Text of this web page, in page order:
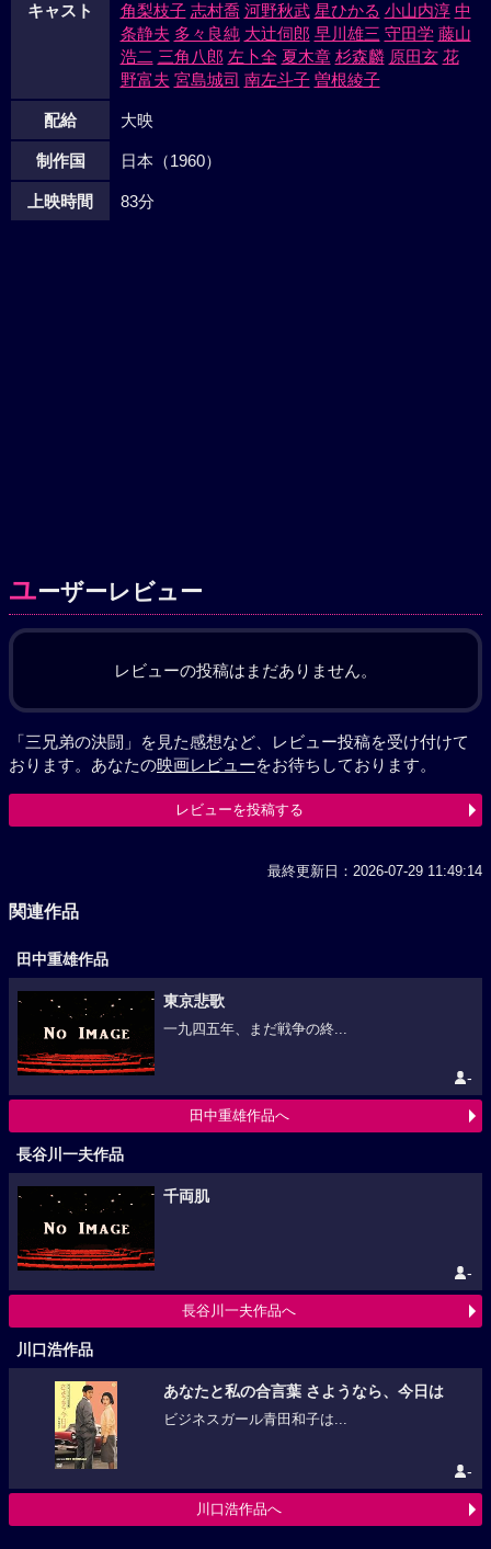
策から出ていた。兵頭は宗太郎が保管する社長の実印を手に
入れようと錬三郎をそそのかし奪わせようとした。宗太郎と
乱闘する錬三郎、しかし不遇の乾分定吉がもらした「朱実は
兵頭が殺した」という言葉に一切が分った。が、兵頭は錬三
郎と美也子を檻禁、宗太郎に実印と二人と引きかえに渡せと
迫った。引きかえの場所は、ハネたあとの映画館の中。拳銃
を擬して迫る兵頭。しかし宗太郎は奇策をもって彼を補え、
警察に渡した。三人の兄弟は再び結びつけられた。宗太郎も
キャスト
角梨枝子 志村喬 河野秋武 星ひかる 小山内淳 中
条静夫 多々良純 大辻伺郎 早川雄三 守田学 藤山
浩二 三角八郎 左卜全 夏木章 杉森麟 原田玄 花
野富夫 宮島城司 南左斗子 曽根綾子
配給 大映
制作国 日本（1960）
上映時間 83分
ユーザーレビュー
レビューの投稿はまだありません。
「三兄弟の決闘」を見た感想など、レビュー投稿を受け付けて
おります。あなたの映画レビューをお待ちしております。
レビューを投稿する
最終更新日：2026-07-29 11:49:14
関連作品
田中重雄作品
東京悲歌
一九四五年、まだ戦争の終...
-
田中重雄作品へ
長谷川一夫作品
千両肌
-
長谷川一夫作品へ
川口浩作品
あなたと私の合言葉 さようなら、今日は
ビジネスガール青田和子は...
-
川口浩作品へ